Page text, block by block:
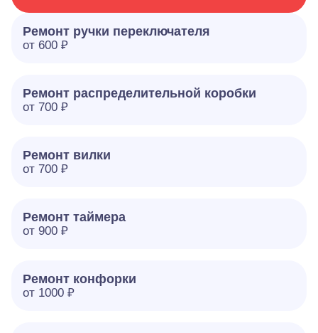
Ремонт ручки переключателя
от 600 ₽
Ремонт распределительной коробки
от 700 ₽
Ремонт вилки
от 700 ₽
Ремонт таймера
от 900 ₽
Ремонт конфорки
от 1000 ₽